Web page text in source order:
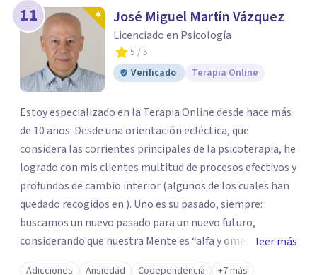
11 José Miguel Martín Vázquez
Licenciado en Psicología
5 / 5
Verificado
Terapia Online
Estoy especializado en la Terapia Online desde hace más
de 10 años. Desde una orientación ecléctica, que
considera las corrientes principales de la psicoterapia, he
logrado con mis clientes multitud de procesos efectivos y
profundos de cambio interior (algunos de los cuales han
quedado recogidos en ). Uno es su pasado, siempre:
buscamos un nuevo pasado para un nuevo futuro,
considerando que nuestra Mente es “alfa y omega” de los
problemas de la personalidad. Los aspectos “sanos” de la
leer más
Adicciones Ansiedad Codependencia +7 más